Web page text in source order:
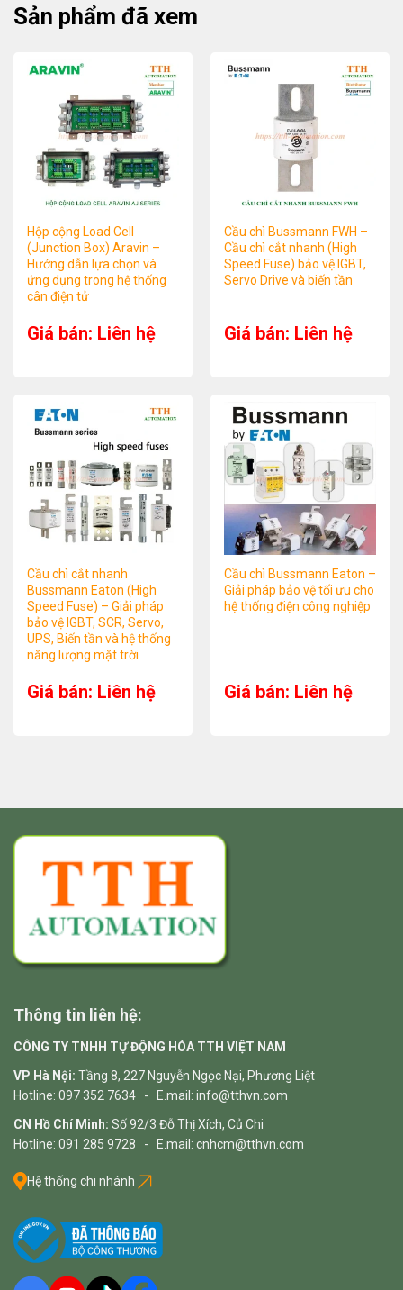
Sản phẩm đã xem
Hộp cộng Load Cell
(Junction Box) Aravin –
Hướng dẫn lựa chọn và
ứng dụng trong hệ thống
cân điện tử
Giá bán: Liên hệ
Cầu chì Bussmann FWH –
Cầu chì cắt nhanh (High
Speed Fuse) bảo vệ IGBT,
Servo Drive và biến tần
Giá bán: Liên hệ
Cầu chì cắt nhanh
Bussmann Eaton (High
Speed Fuse) – Giải pháp
bảo vệ IGBT, SCR, Servo,
UPS, Biến tần và hệ thống
năng lượng mặt trời
Giá bán: Liên hệ
Cầu chì Bussmann Eaton –
Giải pháp bảo vệ tối ưu cho
hệ thống điện công nghiệp
Giá bán: Liên hệ
Thông tin liên hệ:
CÔNG TY TNHH TỰ ĐỘNG HÓA TTH VIỆT NAM
VP Hà Nội: Tầng 8, 227 Nguyễn Ngọc Nại, Phương Liệt
Hotline: 097 352 7634 - E.mail: info@tthvn.com
CN Hồ Chí Minh: Số 92/3 Đỗ Thị Xích, Củ Chi
Hotline: 091 285 9728 - E.mail: cnhcm@tthvn.com
Hệ thống chi nhánh